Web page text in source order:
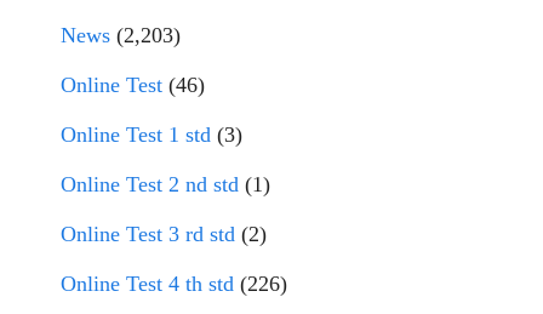
News (2,203)
Online Test (46)
Online Test 1 std (3)
Online Test 2 nd std (1)
Online Test 3 rd std (2)
Online Test 4 th std (226)